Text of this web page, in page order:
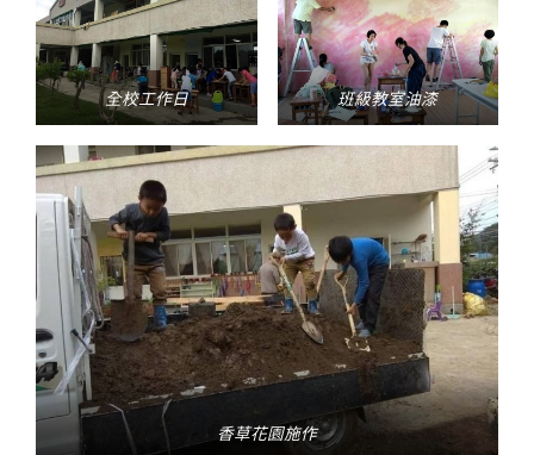
全校工作日 班級教室油漆
香草花園施作